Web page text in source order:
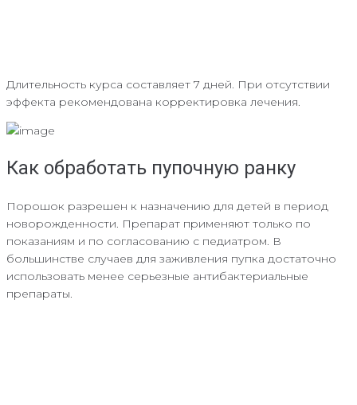
Длительность курса составляет 7 дней. При отсутствии
эффекта рекомендована корректировка лечения.
Как обработать пупочную ранку
Порошок разрешен к назначению для детей в период
новорожденности. Препарат применяют только по
показаниям и по согласованию с педиатром. В
большинстве случаев для заживления пупка достаточно
использовать менее серьезные антибактериальные
препараты.